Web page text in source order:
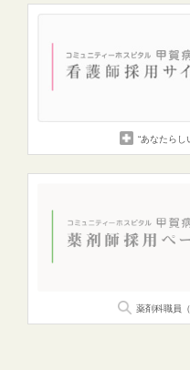
“あなたらし
薬剤科職員（